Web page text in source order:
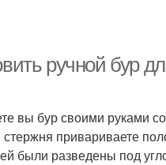
ручной бур
вы бур своими руками
привариваете
были разведены под